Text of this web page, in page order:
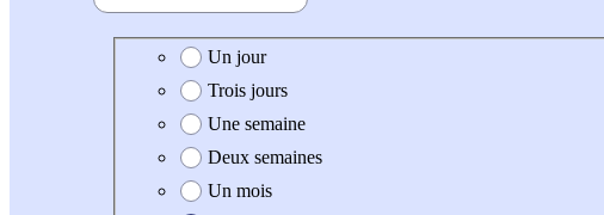
Date de création de l'offre
Un jour
Trois jours
Une semaine
Deux semaines
Un mois